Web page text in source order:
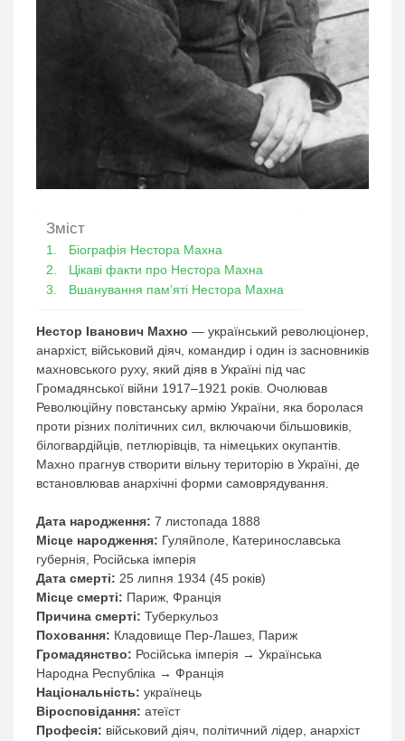
Зміст
Біографія Нестора Махна
Цікаві факти про Нестора Махна
Вшанування пам’яті Нестора Махна
Нестор Іванович Махно — український революціонер,
анархіст, військовий діяч, командир і один із засновників
махновського руху, який діяв в Україні під час
Громадянської війни 1917–1921 років. Очолював
Революційну повстанську армію України, яка боролася
проти різних політичних сил, включаючи більшовиків,
білогвардійців, петлюрівців, та німецьких окупантів.
Махно прагнув створити вільну територію в Україні, де
встановлював анархічні форми самоврядування.
Дата народження: 7 листопада 1888
Місце народження: Гуляйполе, Катеринославська
губернія, Російська імперія
Дата смерті: 25 липня 1934 (45 років)
Місце смерті: Париж, Франція
Причина смерті: Туберкульоз
Поховання: Кладовище Пер-Лашез, Париж
Громадянство: Російська імперія → Українська
Народна Республіка → Франція
Національність: українець
Віросповідання: атеїст
Професія: військовий діяч, політичний лідер, анархіст